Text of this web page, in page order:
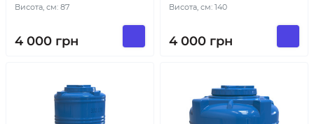
Висота, см: 87
4 000 грн
Висота, см: 140
4 000 грн